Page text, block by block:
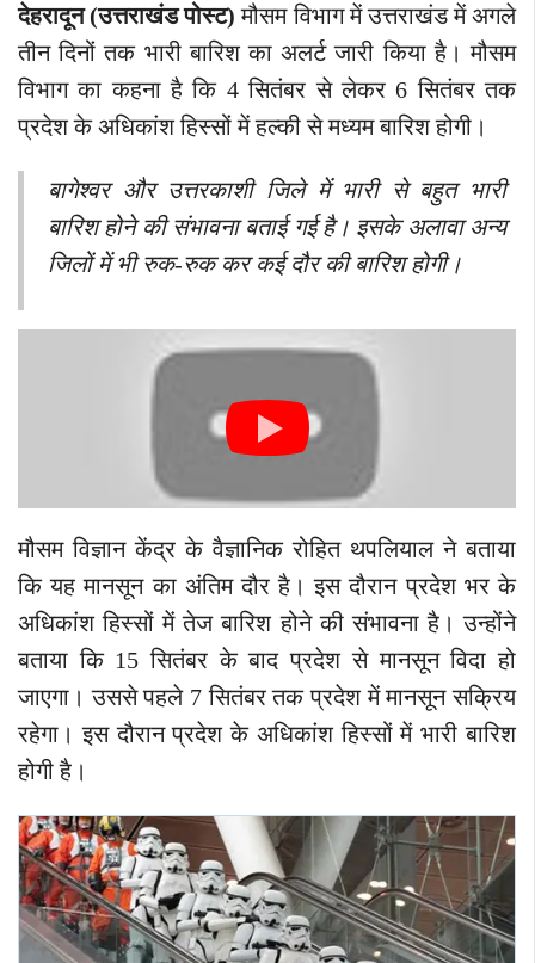
देहरादून (उत्तराखंड पोस्ट) मौसम विभाग में उत्तराखंड में अगले
तीन दिनों तक भारी बारिश का अलर्ट जारी किया है। मौसम
विभाग का कहना है कि 4 सितंबर से लेकर 6 सितंबर तक
प्रदेश के अधिकांश हिस्सों में हल्की से मध्यम बारिश होगी।
बागेश्वर और उत्तरकाशी जिले में भारी से बहुत भारी
बारिश होने की संभावना बताई गई है। इसके अलावा अन्य
जिलों में भी रुक-रुक कर कई दौर की बारिश होगी।
मौसम विज्ञान केंद्र के वैज्ञानिक रोहित थपलियाल ने बताया
कि यह मानसून का अंतिम दौर है। इस दौरान प्रदेश भर के
अधिकांश हिस्सों में तेज बारिश होने की संभावना है। उन्होंने
बताया कि 15 सितंबर के बाद प्रदेश से मानसून विदा हो
जाएगा। उससे पहले 7 सितंबर तक प्रदेश में मानसून सक्रिय
रहेगा। इस दौरान प्रदेश के अधिकांश हिस्सों में भारी बारिश
होगी है।